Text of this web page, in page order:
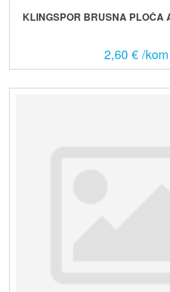
KLINGSPOR BRUSNA PLOČA
2,60 € /kom